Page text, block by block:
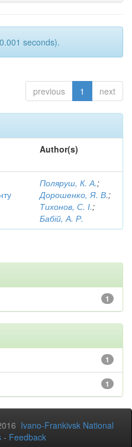
seconds).
previous 1 next
Author(s)
Поляруш, К. А.;
Дорошенко, Я. В.;
Тихонов, С. І.;
Бабій, А. Р.
1
1
1
Ivano-Frankivsk National
- Feedback